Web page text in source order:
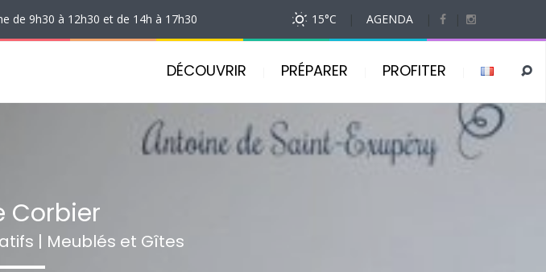
de 9h30 à 12h30 et de 14h à 17h30 15°C AGENDA
DÉCOUVRIR PRÉPARER PROFITER
Corbier
| Meublés et Gîtes